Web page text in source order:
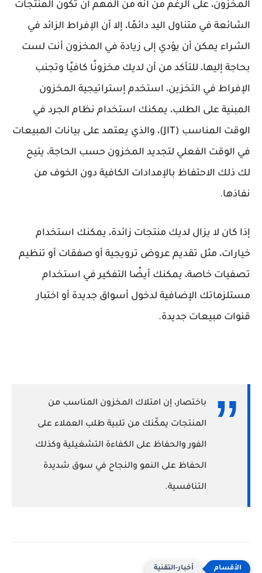
المخزون، على الرغم من أنه من المهم أن تكون المنتجات
الشائعة في متناول اليد دائمًا، إلا أن الإفراط الزائد في
الشراء يمكن أن يؤدي إلى زيادة في المخزون أنت لست
بحاجة إليها، للتأكد من أن لديك مخزونًا كافيًا وتجنب
الإفراط في التخزين، استخدم إستراتيجية المخزون
المبنية على الطلب، يمكنك استخدام نظام الجرد في
الوقت المناسب (JIT)، والذي يعتمد على بيانات المبيعات
في الوقت الفعلي لتجديد المخزون حسب الحاجة، يتيح
لك ذلك الاحتفاظ بالإمدادات الكافية دون الخوف من
نفاذها.
إذا كان لا يزال لديك منتجات زائدة، يمكنك استخدام
خيارات، مثل تقديم عروض ترويجية أو صفقات أو تنظيم
تصفيات خاصة، يمكنك أيضًا التفكير في استخدام
مستلزماتك الإضافية لدخول أسواق جديدة أو اختبار
قنوات مبيعات جديدة.
باختصار، إن امتلاك المخزون المناسب من
المنتجات يمكّنك من تلبية طلب العملاء على
الفور والحفاظ على الكفاءة التشغيلية وكذلك
الحفاظ على النمو والنجاح في سوق شديدة
التنافسية.
أخبار-التقنية